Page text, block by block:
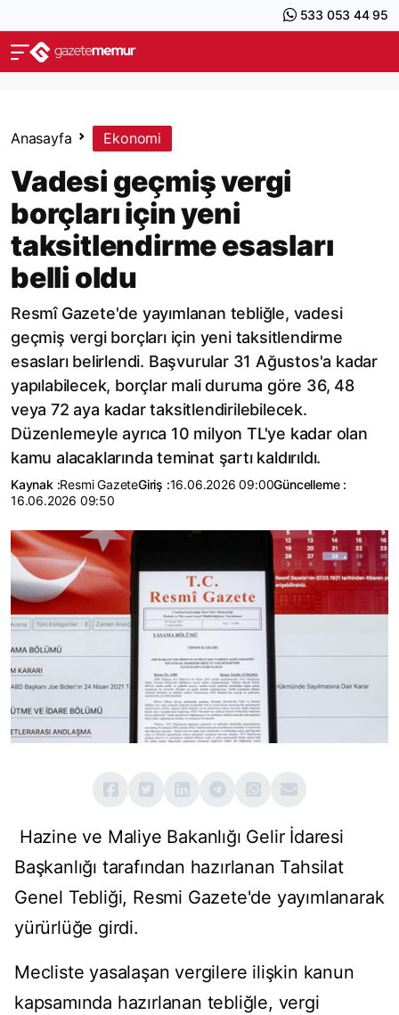
533 053 44 95
Anasayfa Ekonomi
Vadesi geçmiş vergi
borçları için yeni
taksitlendirme esasları
belli oldu
Resmî Gazete'de yayımlanan tebliğle, vadesi
geçmiş vergi borçları için yeni taksitlendirme
esasları belirlendi. Başvurular 31 Ağustos'a kadar
yapılabilecek, borçlar mali duruma göre 36, 48
veya 72 aya kadar taksitlendirilebilecek.
Düzenlemeyle ayrıca 10 milyon TL'ye kadar olan
kamu alacaklarında teminat şartı kaldırıldı.
Kaynak :Resmi GazeteGiriş :16.06.2026 09:00Güncelleme :
16.06.2026 09:50
Hazine ve Maliye Bakanlığı Gelir İdaresi
Başkanlığı tarafından hazırlanan Tahsilat
Genel Tebliği, Resmi Gazete'de yayımlanarak
yürürlüğe girdi.
Mecliste yasalaşan vergilere ilişkin kanun
kapsamında hazırlanan tebliğle, vergi